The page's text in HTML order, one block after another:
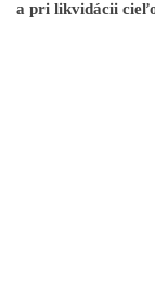
a pri likvidácii